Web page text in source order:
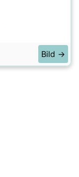
Bild →